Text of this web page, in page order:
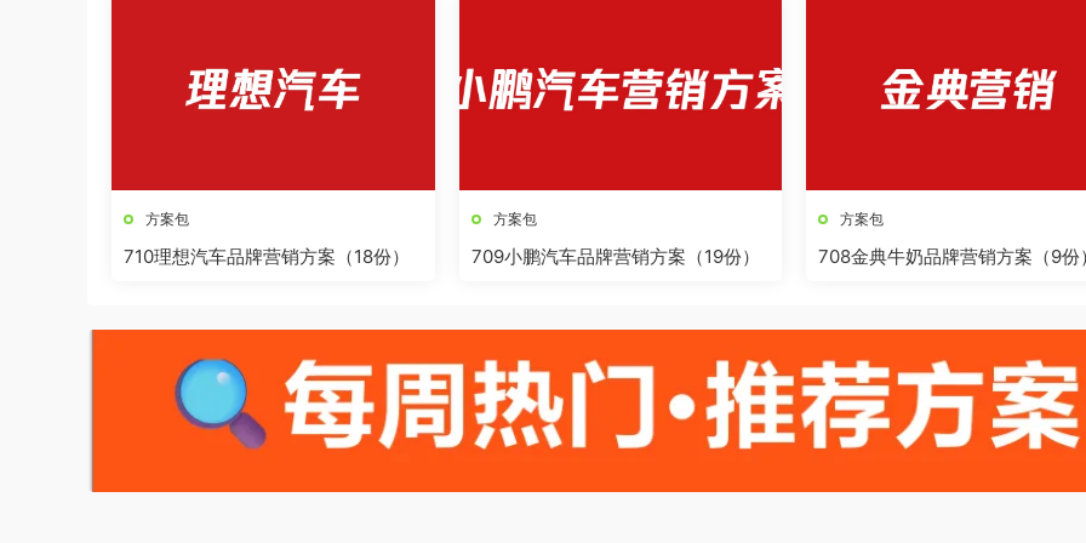
方案包
710理想汽车品牌营销方案（18份）
方案包
709小鹏汽车品牌营销方案（19份）
方案包
708金典牛奶品牌营销方案（9份